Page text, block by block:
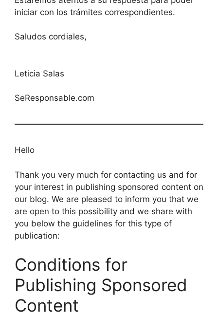
iniciar con los trámites correspondientes.
Saludos cordiales,
Leticia Salas
SeResponsable.com
Hello
Thank you very much for contacting us and for
your interest in publishing sponsored content on
our blog. We are pleased to inform you that we
are open to this possibility and we share with
you below the guidelines for this type of
publication:
Conditions for
Publishing Sponsored
Content